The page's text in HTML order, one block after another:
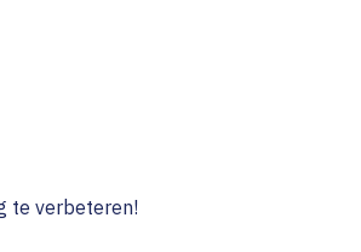
te verbeteren!